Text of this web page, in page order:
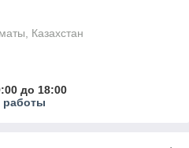
Казахстан
до 18:00
работы